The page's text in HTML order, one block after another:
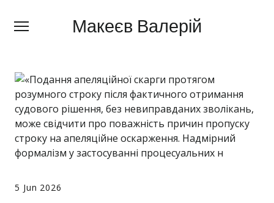
Макеєв Валерій
Макеєв Валерій
Про мене
Сфери діяльності
Правила
Ціни
5 Jun 2026